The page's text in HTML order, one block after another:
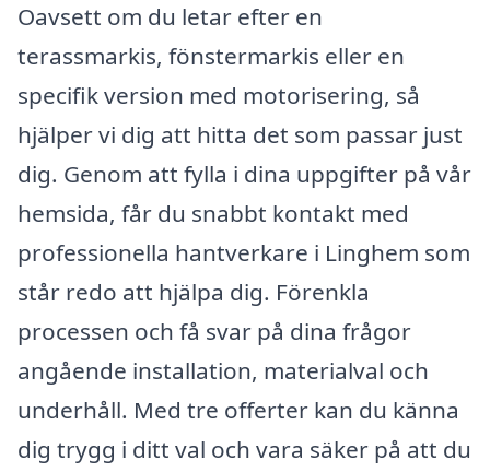
Oavsett om du letar efter en
terassmarkis, fönstermarkis eller en
specifik version med motorisering, så
hjälper vi dig att hitta det som passar just
dig. Genom att fylla i dina uppgifter på vår
hemsida, får du snabbt kontakt med
professionella hantverkare i Linghem som
står redo att hjälpa dig. Förenkla
processen och få svar på dina frågor
angående installation, materialval och
underhåll. Med tre offerter kan du känna
dig trygg i ditt val och vara säker på att du